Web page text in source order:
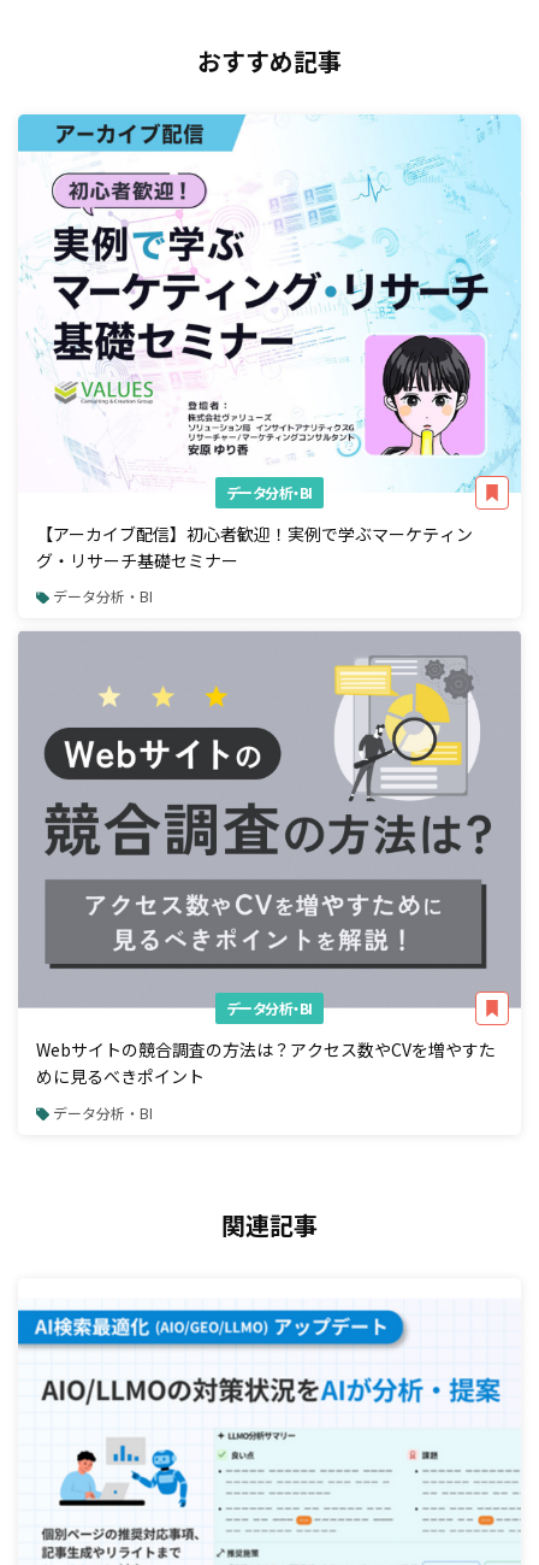
おすすめ記事
データ分析・BI
【アーカイブ配信】初心者歓迎！実例で学ぶマーケティン
グ・リサーチ基礎セミナー
データ分析・BI
データ分析・BI
Webサイトの競合調査の方法は？アクセス数やCVを増やすた
めに見るべきポイント
データ分析・BI
関連記事